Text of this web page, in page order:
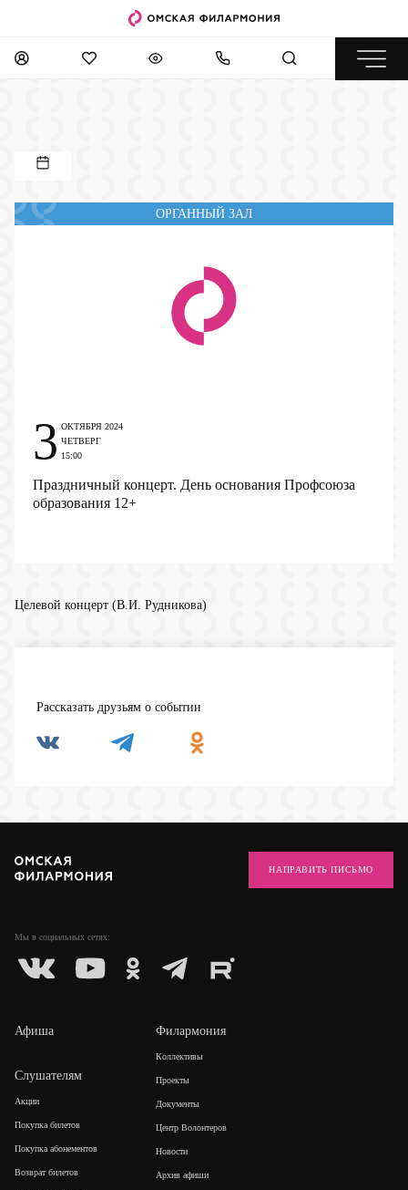
ОРГАННЫЙ ЗАЛ
Праздничный концерт. День основания Профсоюза
образования 12+
3 ОКТЯБРЯ 2024
ЧЕТВЕРГ
15:00
Целевой концерт (В.И. Рудникова)
Рассказать друзьям о событии
Мы в социальных сетях:
НАПРАВИТЬ ПИСЬМО
Афиша
Слушателям
Акции
Покупка билетов
Покупка абонементов
Возврат билетов
Филармония
Коллективы
Проекты
Документы
Центр Волонтеров
Новости
Архив афиши